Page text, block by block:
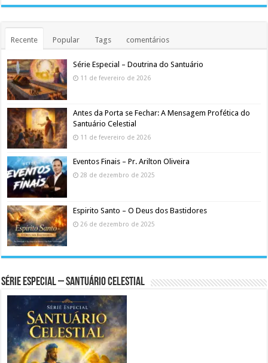
Recente Popular Tags comentários
Série Especial – Doutrina do Santuário
11 de fevereiro de 2026
Antes da Porta se Fechar: A Mensagem Profética do
Santuário Celestial
11 de fevereiro de 2026
Eventos Finais – Pr. Arilton Oliveira
28 de dezembro de 2025
Espirito Santo – O Deus dos Bastidores
26 de dezembro de 2025
Série Especial – Santuário Celestial